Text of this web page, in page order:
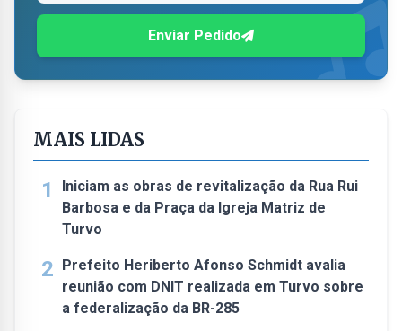
Enviar Pedido
MAIS LIDAS
1
Iniciam as obras de revitalização da Rua Rui
Barbosa e da Praça da Igreja Matriz de
Turvo
2 Prefeito Heriberto Afonso Schmidt avalia
reunião com DNIT realizada em Turvo sobre
a federalização da BR-285